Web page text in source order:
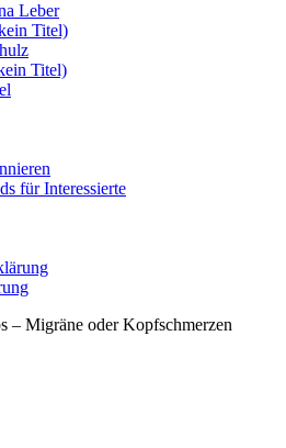
Leber
Titel)
Titel)
für Interessierte
– Migräne oder Kopfschmerzen